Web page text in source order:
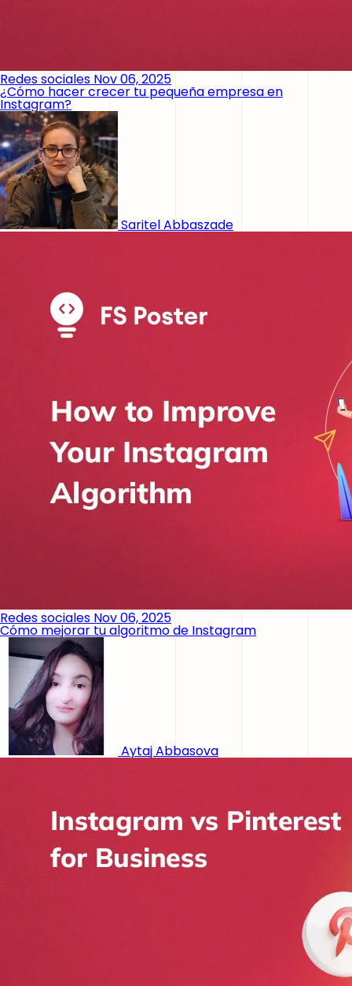
Redes sociales Nov 06, 2025
¿Cómo hacer crecer tu pequeña empresa en
Instagram?
Saritel Abbaszade
Redes sociales Nov 06, 2025
Cómo mejorar tu algoritmo de Instagram
Aytaj Abbasova